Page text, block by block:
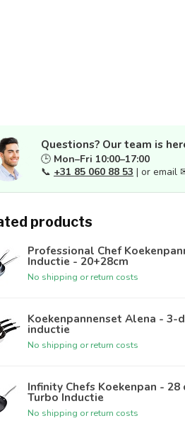
Questions? Our team is
🕒 Mon–Fri 10:00–17:00
📞 +31 85 060 88 53 | or email
products
Professional Chef
Inductie - 20+28cm
No shipping or return costs
Koekenpannenset Alena - 3-
inductie
No shipping or return costs
Infinity Chefs Koekenpan -
Turbo Inductie
No shipping or return costs